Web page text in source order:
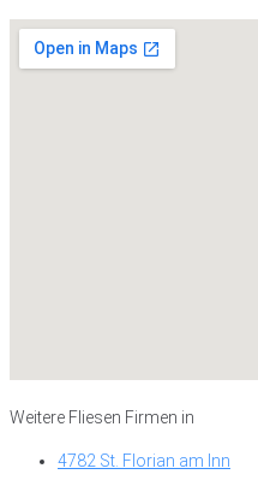
Weitere Fliesen Firmen in
4782 St. Florian am Inn